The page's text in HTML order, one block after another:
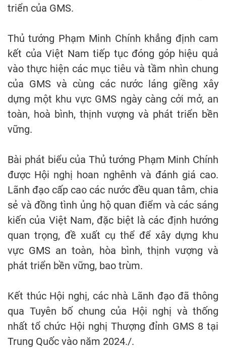
triển của GMS.
Thủ tướng Phạm Minh Chính khẳng định cam
kết của Việt Nam tiếp tục đóng góp hiệu quả
vào thực hiện các mục tiêu và tầm nhìn chung
của GMS và cùng các nước láng giềng xây
dựng một khu vực GMS ngày càng cởi mở, an
toàn, hoà bình, thịnh vượng và phát triển bền
vững.
Bài phát biểu của Thủ tướng Phạm Minh Chính
được Hội nghị hoan nghênh và đánh giá cao.
Lãnh đạo cấp cao các nước đều quan tâm, chia
sẻ và đồng tình ủng hộ quan điểm và các sáng
kiến của Việt Nam, đặc biệt là các định hướng
quan trọng, đề xuất cụ thể để xây dựng khu
vực GMS an toàn, hòa bình, thịnh vượng và
phát triển bền vững, bao trùm.
Kết thúc Hội nghị, các nhà Lãnh đạo đã thông
qua Tuyên bố chung của Hội nghị và thống
nhất tổ chức Hội nghị Thượng đỉnh GMS 8 tại
Trung Quốc vào năm 2024./.